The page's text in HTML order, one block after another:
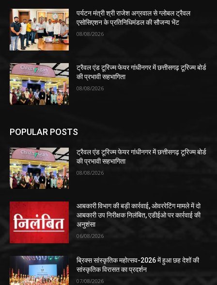
पर्यटन मंत्री श्री राजेश अग्रवाल से ग्लोबल ट्रैवल
एसोसिएशन के प्रतिनिधिमंडल की सौजन्य भेंट
08/08/2026
ट्रैवल एंड टूरिज्म फेयर गांधीनगर में छत्तीसगढ़ टूरिज्म बोर्ड
की प्रभावी सहभागिता
08/08/2026
POPULAR POSTS
ट्रैवल एंड टूरिज्म फेयर गांधीनगर में छत्तीसगढ़ टूरिज्म बोर्ड
की प्रभावी सहभागिता
08/08/2026
आबकारी विभाग की बड़ी कार्रवाई, ओवररेटिंग मामले में दो
आबकारी उप निरीक्षक निलंबित, एडीईओ पर कार्रवाई की
अनुशंसा
06/08/2026
ब्रिक्स सांस्कृतिक महोत्सव-2026 में हुआ छह देशों की
सांस्कृतिक विरासत का प्रदर्शन
07/08/2026